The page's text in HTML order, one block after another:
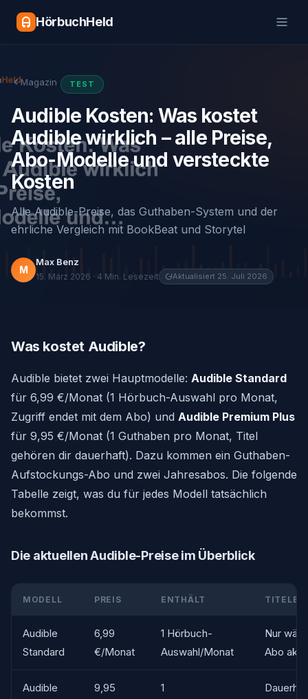
HörbuchHeld
Magazin TEST
Audible Kosten: Was kostet
Audible wirklich – alle Preise,
Abo-Modelle und versteckte
Kosten
Alle Audible-Preise, das Guthaben-System und der
ehrliche Vergleich mit BookBeat und Storytel
M
Max Benz
15. März 2026 · 4 Min. Lesezeit Aktualisiert 25. Juli 2026
Was kostet Audible?
Audible bietet zwei Hauptmodelle: Audible Standard
für 6,99 €/Monat (1 Hörbuch-Auswahl pro Monat,
Zugriff endet mit dem Abo) und Audible Premium Plus
für 9,95 €/Monat (1 Guthaben pro Monat, Titel
gehören dir dauerhaft). Dazu kommen ein Guthaben-
Aufstockungs-Abo und zwei Jahresabos. Die folgende
Tabelle zeigt, was du für jedes Modell tatsächlich
bekommst.
Die aktuellen Audible-Preise im Überblick
MODELL PREIS ENTHÄLT
Audible
Standard
6,99
€/Monat
1 Hörbuch-
Auswahl/Monat
Nur
Abo aktiv
Audible
9,95
1